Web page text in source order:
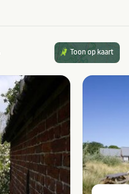
Toon op kaart